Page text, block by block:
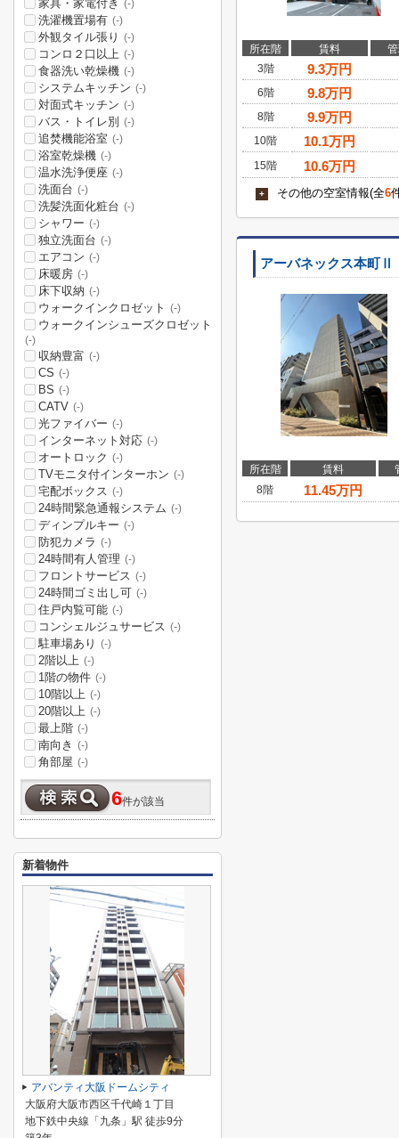
所在階 賃料
3階
9.3万円
6階 9.8万円
8階 9.9万円
10階 10.1万円
15階 10.6万円
+ その他の空室情報(全6
アーバネックス本町Ⅱ
所在階 賃料
8階
11.45万円
家具・家電付き (-)
洗濯機置場有 (-)
外観タイル張り (-)
コンロ２口以上 (-)
食器洗い乾燥機 (-)
システムキッチン (-)
対面式キッチン (-)
バス・トイレ別 (-)
追焚機能浴室 (-)
浴室乾燥機 (-)
温水洗浄便座 (-)
洗面台 (-)
洗髪洗面化粧台 (-)
シャワー (-)
独立洗面台 (-)
エアコン (-)
床暖房 (-)
床下収納 (-)
ウォークインクロゼット (-)
ウォークインシューズクロゼット
(-)
収納豊富 (-)
CS (-)
BS (-)
CATV (-)
光ファイバー (-)
インターネット対応 (-)
オートロック (-)
TVモニタ付インターホン (-)
宅配ボックス (-)
24時間緊急通報システム (-)
ディンプルキー (-)
防犯カメラ (-)
24時間有人管理 (-)
フロントサービス (-)
24時間ゴミ出し可 (-)
住戸内覧可能 (-)
コンシェルジュサービス (-)
駐車場あり (-)
2階以上 (-)
1階の物件 (-)
10階以上 (-)
20階以上 (-)
最上階 (-)
南向き (-)
角部屋 (-)
6件が該当
新着物件
アバンティ大阪ドームシティ
大阪府大阪市西区千代崎１丁目
地下鉄中央線「九条」駅 徒歩9分